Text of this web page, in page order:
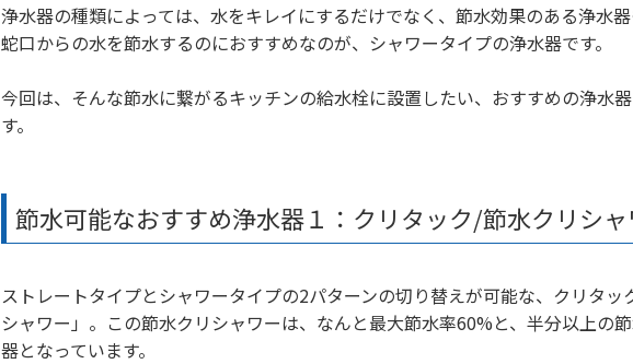
浄水器の種類によっては、水をキレイにするだけでなく、節水効果のある浄水器
蛇口からの水を節水するのにおすすめなのが、シャワータイプの浄水器です。
今回は、そんな節水に繋がるキッチンの給水栓に設置したい、おすすめの浄水
す。
節水可能なおすすめ浄水器１：クリタック/節水クリシャ
ストレートタイプとシャワータイプの2パターンの切り替えが可能な、クリタッ
シャワー」。この節水クリシャワーは、なんと最大節水率60%と、半分以上の
器となっています。